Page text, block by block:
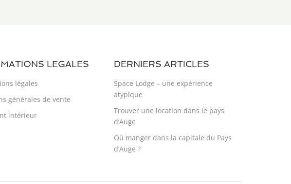
LEGALES
légales
générales de vente
intérieur
DERNIERS ARTICLES
Space Lodge – une expérience
atypique​
Trouver une location dans le pays
d’Auge
Où manger dans la capitale du Pays
d’Auge ?